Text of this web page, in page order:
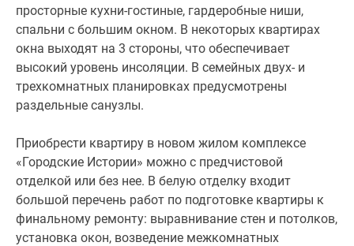
просторные кухни-гостиные, гардеробные ниши,
спальни с большим окном. В некоторых квартирах
окна выходят на 3 стороны, что обеспечивает
высокий уровень инсоляции. В семейных двух- и
трехкомнатных планировках предусмотрены
раздельные санузлы.
Приобрести квартиру в новом жилом комплексе
«Городские Истории» можно с предчистовой
отделкой или без нее. В белую отделку входит
большой перечень работ по подготовке квартиры к
финальному ремонту: выравнивание стен и потолков,
установка окон, возведение межкомнатных